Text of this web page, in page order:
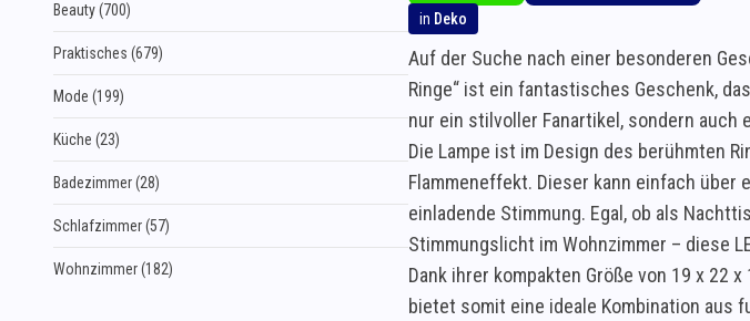
in Deko
Auf der Suche nach einer besonderen
Ringe“ ist ein fantastisches Geschenk,
nur ein stilvoller Fanartikel, sondern
Die Lampe ist im Design des berühmten
Flammeneffekt. Dieser kann einfach
einladende Stimmung. Egal, ob als
Stimmungslicht im Wohnzimmer – diese
Dank ihrer kompakten Größe von 19 x 22
bietet somit eine ideale Kombination aus
Beauty (700)
Praktisches (679)
Mode (199)
Küche (23)
Badezimmer (28)
Schlafzimmer (57)
Wohnzimmer (182)